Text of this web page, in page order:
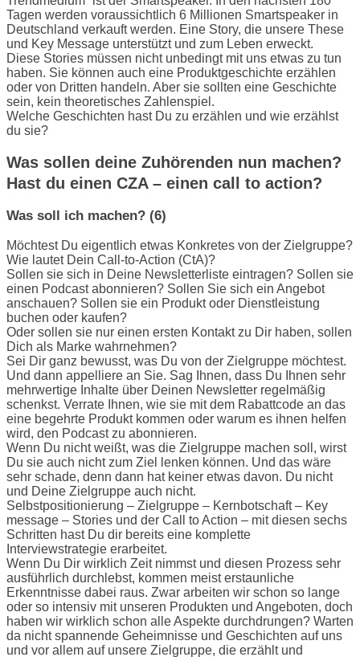
Tagen werden voraussichtlich 6 Millionen Smartspeaker in
Deutschland verkauft werden. Eine Story, die unsere These
und Key Message unterstützt und zum Leben erweckt.
Diese Stories müssen nicht unbedingt mit uns etwas zu tun
haben. Sie können auch eine Produktgeschichte erzählen
oder von Dritten handeln. Aber sie sollten eine Geschichte
sein, kein theoretisches Zahlenspiel.
Welche Geschichten hast Du zu erzählen und wie erzählst
du sie?
Was sollen deine Zuhörenden nun machen?
Hast du einen CZA – einen call to action?
Was soll ich machen? (6)
Möchtest Du eigentlich etwas Konkretes von der Zielgruppe?
Wie lautet Dein Call-to-Action (CtA)?
Sollen sie sich in Deine Newsletterliste eintragen? Sollen sie
einen Podcast abonnieren? Sollen Sie sich ein Angebot
anschauen? Sollen sie ein Produkt oder Dienstleistung
buchen oder kaufen?
Oder sollen sie nur einen ersten Kontakt zu Dir haben, sollen
Dich als Marke wahrnehmen?
Sei Dir ganz bewusst, was Du von der Zielgruppe möchtest.
Und dann appelliere an Sie. Sag Ihnen, dass Du Ihnen sehr
mehrwertige Inhalte über Deinen Newsletter regelmäßig
schenkst. Verrate Ihnen, wie sie mit dem Rabattcode an das
eine begehrte Produkt kommen oder warum es ihnen helfen
wird, den Podcast zu abonnieren.
Wenn Du nicht weißt, was die Zielgruppe machen soll, wirst
Du sie auch nicht zum Ziel lenken können. Und das wäre
sehr schade, denn dann hat keiner etwas davon. Du nicht
und Deine Zielgruppe auch nicht.
Selbstpositionierung – Zielgruppe – Kernbotschaft – Key
message – Stories und der Call to Action – mit diesen sechs
Schritten hast Du dir bereits eine komplette
Interviewstrategie erarbeitet.
Wenn Du Dir wirklich Zeit nimmst und diesen Prozess sehr
ausführlich durchlebst, kommen meist erstaunliche
Erkenntnisse dabei raus. Zwar arbeiten wir schon so lange
oder so intensiv mit unseren Produkten und Angeboten, doch
haben wir wirklich schon alle Aspekte durchdrungen? Warten
da nicht spannende Geheimnisse und Geschichten auf uns
und vor allem auf unsere Zielgruppe, die erzählt und